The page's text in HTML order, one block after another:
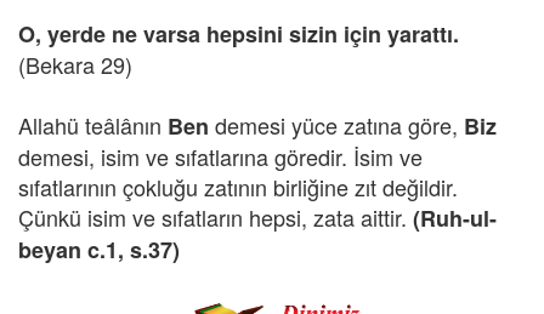
O, yerde ne varsa hepsini sizin için yarattı.
(Bekara 29)
Allahü teâlânın Ben demesi yüce zatına göre, Biz
demesi, isim ve sıfatlarına göredir. İsim ve
sıfatlarının çokluğu zatının birliğine zıt değildir.
Çünkü isim ve sıfatların hepsi, zata aittir. (Ruh-ul-
beyan c.1, s.37)